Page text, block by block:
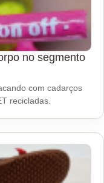
no segmento
com cadarços
recicladas.